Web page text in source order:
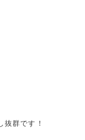
群です！